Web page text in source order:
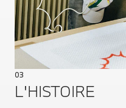
03
L'HISTOIRE